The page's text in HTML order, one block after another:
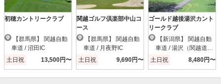
初穂カントリークラブ
車道 / 沼田IC
土日祝
13,500円〜
関越ゴルフ倶楽部中山コ
ース
車道 / 月夜野IC
土日祝
9,690円〜
ゴールド越後湯沢カント
リークラブ
車道 / 湯沢（関越道）I
C
土日祝 8,480円〜